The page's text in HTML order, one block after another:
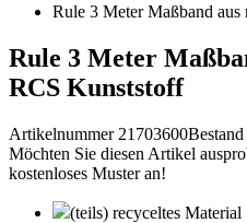
Rule 3 Meter Maßband
Rule 3 Meter
RCS Kunststoff
Artikelnummer 21703600
Möchten Sie diesen Artikel
kostenloses Muster an!
(teils) recyceltes Material